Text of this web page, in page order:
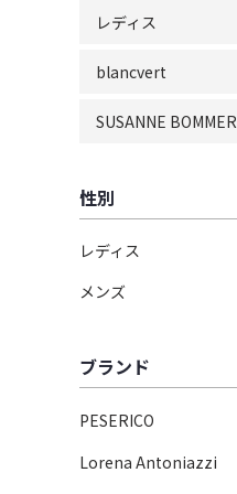
レディス
blancvert
SUSANNE BOMMER
性別
レディス
メンズ
ブランド
PESERICO
Lorena Antoniazzi